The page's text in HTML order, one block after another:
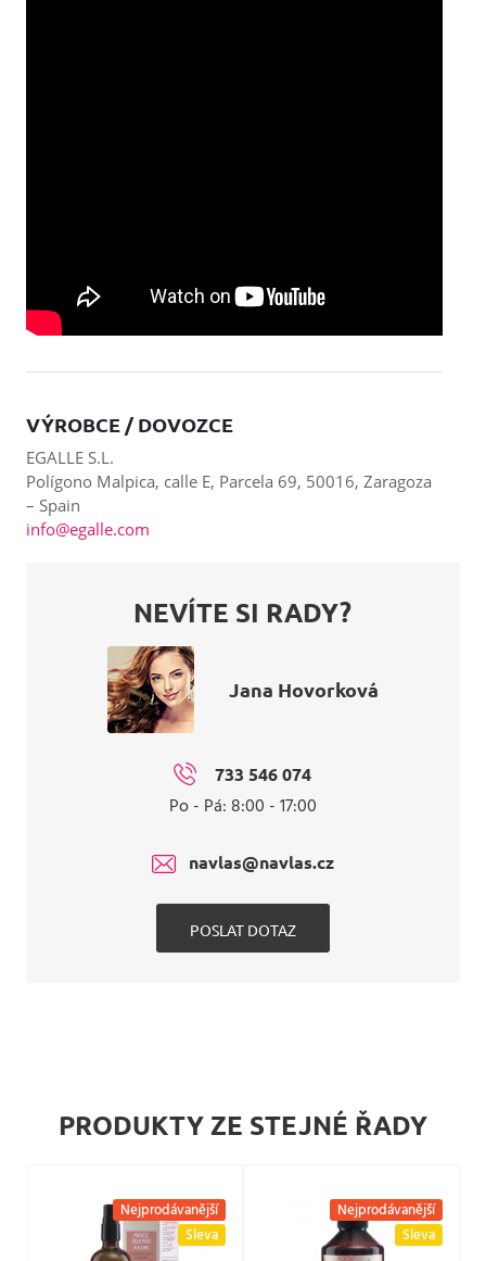
VÝROBCE / DOVOZCE
EGALLE S.L.
Polígono Malpica, calle E, Parcela 69, 50016, Zaragoza
– Spain
info@egalle.com
NEVÍTE SI RADY?
Jana Hovorková
733 546 074
Po - Pá: 8:00 - 17:00
navlas@navlas.cz
POSLAT DOTAZ
PRODUKTY ZE STEJNÉ ŘADY
Nejprodávanější
Sleva
Nejprodávanější
Sleva